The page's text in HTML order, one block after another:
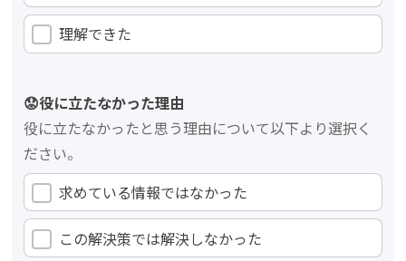
理解できた
😟役に立たなかった理由
役に立たなかったと思う理由について以下より選択く
ださい。
求めている情報ではなかった
この解決策では解決しなかった